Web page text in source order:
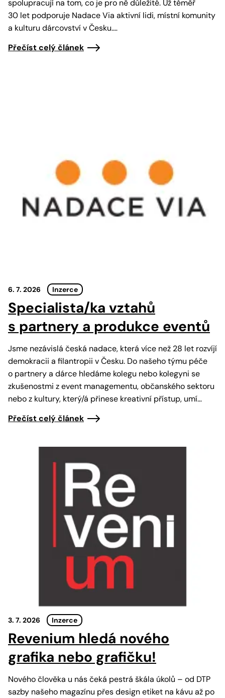
spolupracují na tom, co je pro ně důležité. Už téměř
30 let podporuje Nadace Via aktivní lidi, místní komunity
a kulturu dárcovství v Česku.…
Přečíst celý článek
6. 7. 2026 Inzerce
Specialista/ka vztahů
s partnery a produkce eventů
Jsme nezávislá česká nadace, která více než 28 let rozvíjí
demokracii a filantropii v Česku. Do našeho týmu péče
o partnery a dárce hledáme kolegu nebo kolegyni se
zkušenostmi z event managementu, občanského sektoru
nebo z kultury, který/á přinese kreativní přístup, umí…
Přečíst celý článek
3. 7. 2026 Inzerce
Revenium hledá nového
grafika nebo grafičku!
Nového člověka u nás čeká pestrá škála úkolů – od DTP
sazby našeho magazínu přes design etiket na kávu až po